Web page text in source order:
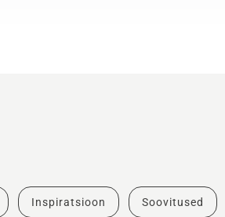
Inspiratsioon Soovitused